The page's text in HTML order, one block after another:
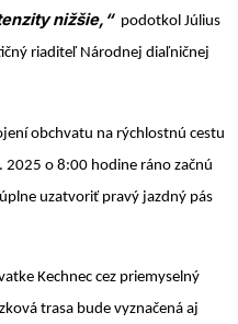
nižšie,“ podotkol Július
riaditeľ Národnej diaľničnej
obchvatu na rýchlostnú cestu
2025 o 8:00 hodine ráno začnú
uzatvoriť pravý jazdný pás
Kechnec cez priemyselný
trasa bude vyznačená aj